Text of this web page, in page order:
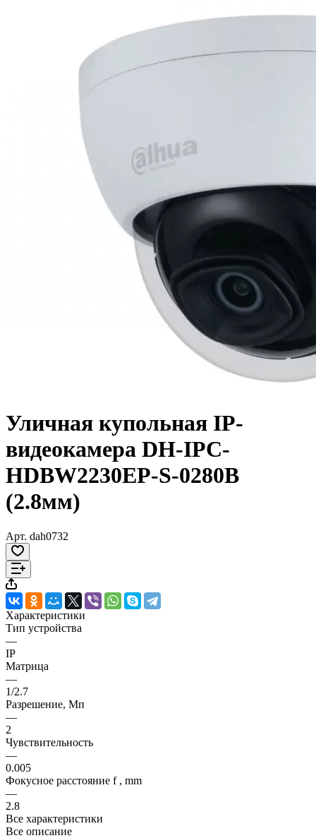
Уличная купольная IP-
видеокамера DH-IPC-
HDBW2230EP-S-0280B
(2.8мм)
Арт. dah0732
Характеристики
Тип устройства
—
IP
Матрица
—
1/2.7
Разрешение, Мп
—
2
Чувствительность
—
0.005
Фокусное расстояние f , mm
—
2.8
Все характеристики
Все описание